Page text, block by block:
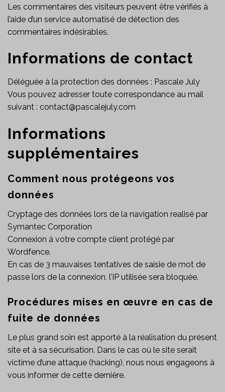
Les commentaires des visiteurs peuvent être vérifiés à
l’aide d’un service automatisé de détection des
commentaires indésirables.
Informations de contact
Déléguée à la protection des données : Pascale July
Vous pouvez adresser toute correspondance au mail
suivant : contact@pascalejuly.com
Informations
supplémentaires
Comment nous protégeons vos
données
Cryptage des données lors de la navigation realisé par
Symantec Corporation
Connexion à votre compte client protégé par
Wordfence.
En cas de 3 mauvaises tentatives de saisie de mot de
passe lors de la connexion, l’IP utilisée sera bloquée.
Procédures mises en œuvre en cas de
fuite de données
Le plus grand soin est apporté à la réalisation du présent
site et à sa sécurisation. Dans le cas où le site serait
victime d’une attaque (hacking), nous nous engageons à
vous informer de cette dernière.